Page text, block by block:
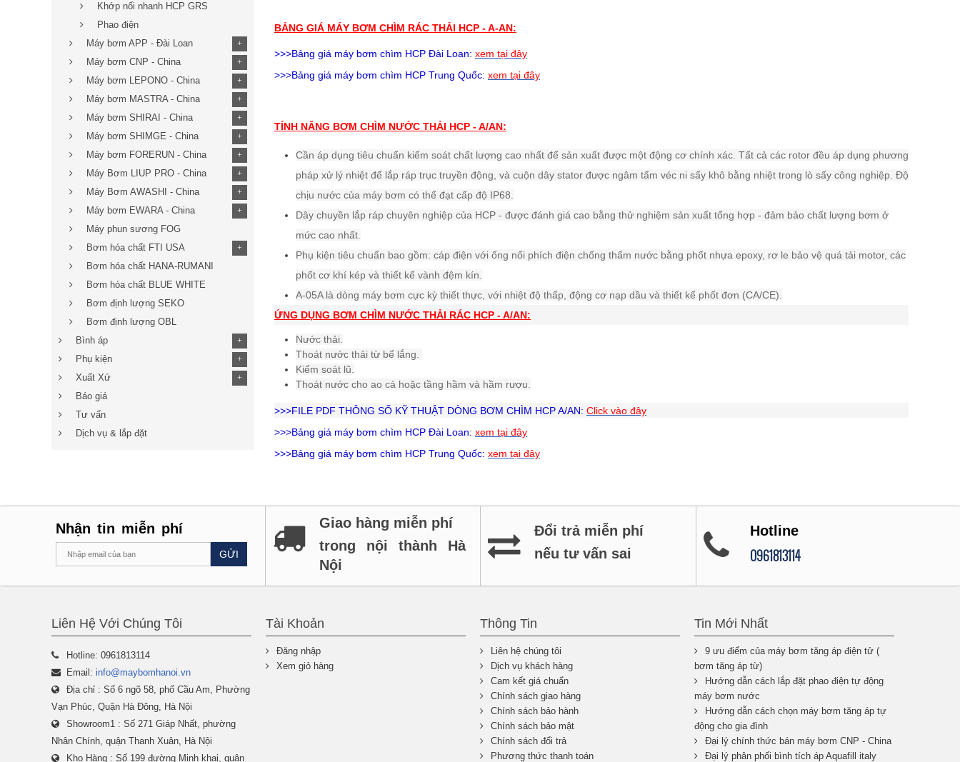
BẢNG GIÁ MÁY BƠM CHÌM RÁC THẢI HCP - A-AN:
>>>Bảng giá máy bơm chìm HCP Đài Loan: xem tại đây
>>>Bảng giá máy bơm chìm HCP Trung Quốc: xem tại đây
TÍNH NĂNG BƠM CHÌM NƯỚC THẢI HCP - A/AN:
Cần áp dụng tiêu chuẩn kiểm soát chất lượng cao nhất để sản xuất được một động cơ chính xác. Tất cả các rotor đều áp dụng phương
pháp xử lý nhiệt để lắp ráp trục truyền động, và cuộn dây stator được ngâm tẩm véc ni sấy khô bằng nhiệt trong lò sấy công nghiệp. Độ
chịu nước của máy bơm có thể đạt cấp độ IP68.
Dây chuyền lắp ráp chuyên nghiệp của HCP - được đánh giá cao bằng thử nghiệm sản xuất tổng hợp - đảm bảo chất lượng bơm ở
mức cao nhất.
Phụ kiện tiêu chuẩn bao gồm: cáp điện với ống nối phích điện chống thấm nước bằng phốt nhựa epoxy, rơ le bảo vệ quá tải motor, các
phốt cơ khí kép và thiết kế vành đệm kín.
A-05A là dòng máy bơm cực kỳ thiết thực, với nhiệt độ thấp, động cơ nạp dầu và thiết kế phốt đơn (CA/CE).
ỨNG DỤNG BƠM CHÌM NƯỚC THẢI RÁC HCP - A/AN:
Nước thải.
Thoát nước thải từ bể lắng.
Kiểm soát lũ.
Thoát nước cho ao cá hoặc tầng hầm và hầm rượu.
>>>FILE PDF THÔNG SỐ KỸ THUẬT DÒNG BƠM CHÌM HCP A/AN: Click vào đây
>>>Bảng giá máy bơm chìm HCP Đài Loan: xem tại đây
>>>Bảng giá máy bơm chìm HCP Trung Quốc: xem tại đây
Khớp nối nhanh HCP GRS
Phao điện
Máy bơm APP - Đài Loan
+
Máy bơm CNP - China +
Máy bơm LEPONO - China +
Máy bơm MASTRA - China +
Máy bơm SHIRAI - China +
Máy bơm SHIMGE - China +
Máy bơm FORERUN - China +
Máy Bơm LIUP PRO - China +
Máy Bơm AWASHI - China +
Máy bơm EWARA - China +
Máy phun sương FOG
Bơm hóa chất FTI USA
+
Bơm hóa chất HANA-RUMANI
Bơm hóa chất BLUE WHITE
Bơm định lượng SEKO
Bơm định lượng OBL
Bình áp
+
Phụ kiện +
Xuất Xứ +
Báo giá
Tư vấn
Dịch vụ & lắp đặt
Nhận tin miễn phí
GỬI
Giao hàng miễn phí
trong nội thành Hà
Nội
Đổi trả miễn phí
nếu tư vấn sai
Hotline
0961813114
Liên Hệ Với Chúng Tôi
Hotline: 0961813114
Email: info@maybomhanoi.vn
Địa chỉ : Số 6 ngõ 58, phố Cầu Am, Phường
Vạn Phúc, Quận Hà Đông, Hà Nội
Showroom1 : Số 271 Giáp Nhất, phường
Nhân Chính, quận Thanh Xuân, Hà Nội
Kho Hàng : Số 199 đường Minh khai, quận
Tài Khoản
Đăng nhập
Xem giỏ hàng
Thông Tin
Liên hệ chúng tôi
Dịch vụ khách hàng
Cam kết giá chuẩn
Chính sách giao hàng
Chính sách bảo hành
Chính sách bảo mật
Chính sách đổi trả
Phương thức thanh toán
Tin Mới Nhất
9 ưu điểm của máy bơm tăng áp điện tử (
bơm tăng áp từ)
Hướng dẫn cách lắp đặt phao điện tự động
máy bơm nước
Hướng dẫn cách chọn máy bơm tăng áp tự
động cho gia đình
Đại lý chính thức bán máy bơm CNP - China
Đại lý phân phối bình tích áp Aquafill italy